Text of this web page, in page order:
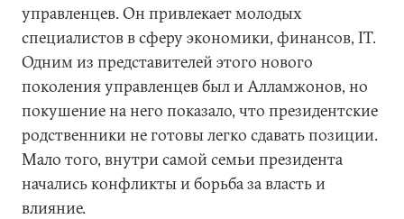
управленцев. Он привлекает молодых
специалистов в сферу экономики, финансов, IT.
Одним из представителей этого нового
поколения управленцев был и Алламжонов, но
покушение на него показало, что президентские
родственники не готовы легко сдавать позиции.
Мало того, внутри самой семьи президента
начались конфликты и борьба за власть и
влияние.